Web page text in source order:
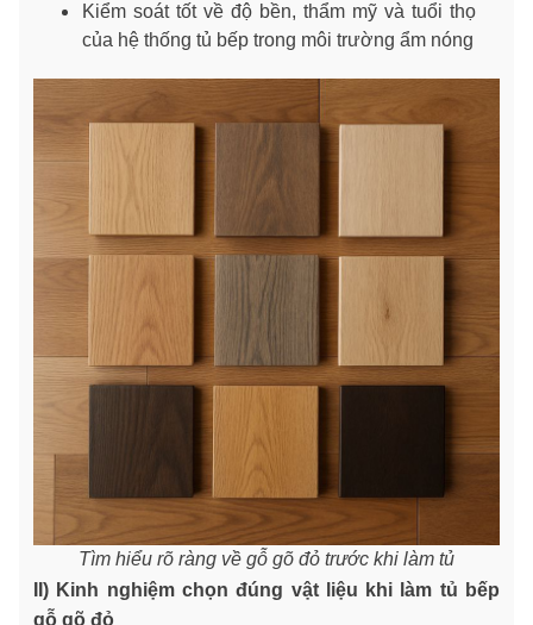
Kiểm soát tốt về độ bền, thẩm mỹ và tuổi thọ
của hệ thống tủ bếp trong môi trường ẩm nóng
Tìm hiểu rõ ràng về gỗ gõ đỏ trước khi làm tủ
II) Kinh nghiệm chọn đúng vật liệu khi làm tủ bếp
gỗ gõ đỏ